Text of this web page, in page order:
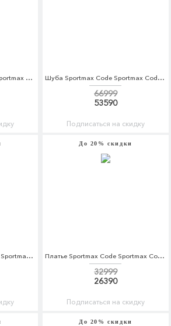
Джемпер Sportmax Code Sportmax Code SP027EWBSWM0 Шуба Sportmax Code Sportmax Code SP027EWBSWI9
66999
53590
Подписаться на скидку
Водолазка Sportmax Code Sportmax Code SP027EWBSWM2
До 20% скидки
Платье Sportmax Code Sportmax Code SP027EWBSWJ7
32999
26390
Подписаться на скидку
До 20% скидки